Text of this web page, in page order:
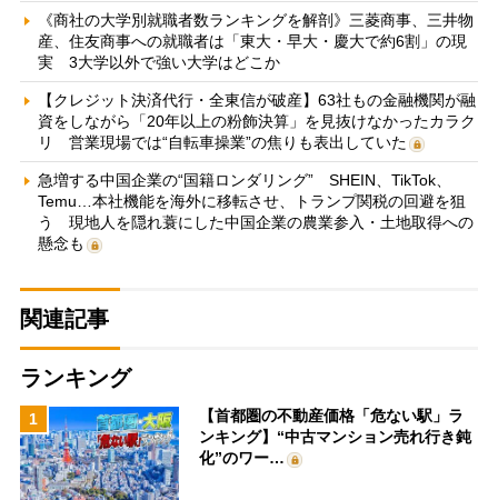
《商社の大学別就職者数ランキングを解剖》三菱商事、三井物
産、住友商事への就職者は「東大・早大・慶大で約6割」の現
実 3大学以外で強い大学はどこか
【クレジット決済代行・全東信が破産】63社もの金融機関が融
資をしながら「20年以上の粉飾決算」を見抜けなかったカラク
リ 営業現場では“自転車操業”の焦りも表出していた
急増する中国企業の“国籍ロンダリング” SHEIN、TikTok、
Temu…本社機能を海外に移転させ、トランプ関税の回避を狙
う 現地人を隠れ蓑にした中国企業の農業参入・土地取得への
懸念も
関連記事
ランキング
1
【首都圏の不動産価格「危ない駅」ラ
ンキング】“中古マンション売れ行き鈍
化”のワー…